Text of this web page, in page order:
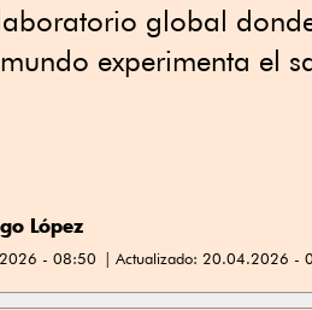
global
experimenta el
López
- 08:50 Actualizado: 20.04.2026 -